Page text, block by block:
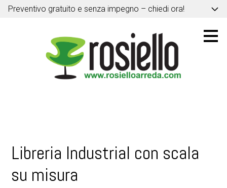
Passa
Preventivo gratuito e senza impegno – chiedi ora!
Libreria Industrial con scala
su misura